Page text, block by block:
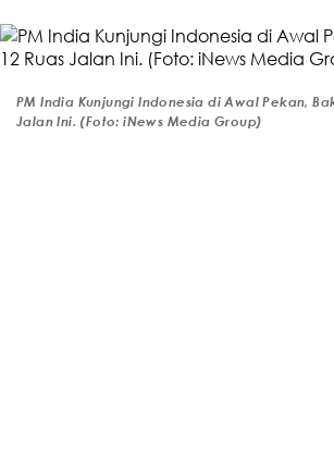
PM India Kunjungi Indonesia di Awal Pekan,
Jalan Ini. (Foto: iNews Media Group)